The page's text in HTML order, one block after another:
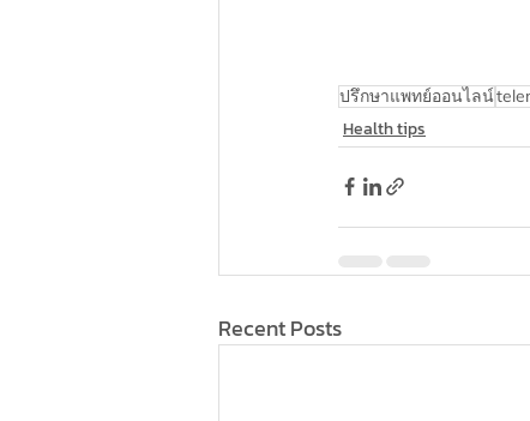
ปรึกษาแพทย์ออนไลน์
Health tips
Recent Posts